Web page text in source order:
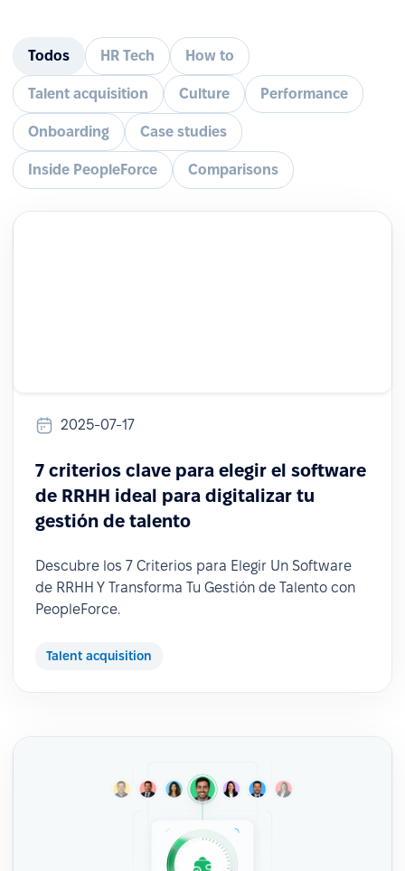
Todos HR Tech How to
Talent acquisition Culture Performance
Onboarding Case studies
Inside PeopleForce Comparisons
2025-07-17
7 criterios clave para elegir el software
de RRHH ideal para digitalizar tu
gestión de talento
Descubre los 7 Criterios para Elegir Un Software
de RRHH Y Transforma Tu Gestión de Talento con
PeopleForce.
Talent acquisition